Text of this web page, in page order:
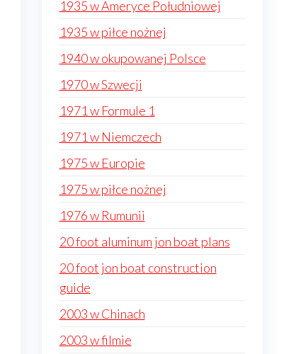
1935 w Ameryce Południowej
1935 w piłce nożnej
1940 w okupowanej Polsce
1970 w Szwecji
1971 w Formule 1
1971 w Niemczech
1975 w Europie
1975 w piłce nożnej
1976 w Rumunii
20 foot aluminum jon boat plans
20 foot jon boat construction
guide
2003 w Chinach
2003 w filmie